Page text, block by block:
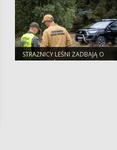
STRAŻNICY LEŚNI ZADBAJĄ O
BEZPIECZEŃSTWO PODCZAS